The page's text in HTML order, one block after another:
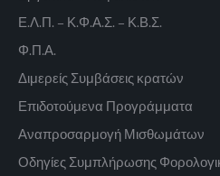
Ε.Λ.Π. – Κ.Φ.Α.Σ. – Κ.Β.Σ.
Φ.Π.Α.
Διμερείς Συμβάσεις κρατών
Επιδοτούμενα Προγράμματα
Αναπροσαρμογή Μισθωμάτων
Οδηγίες Συμπλήρωσης